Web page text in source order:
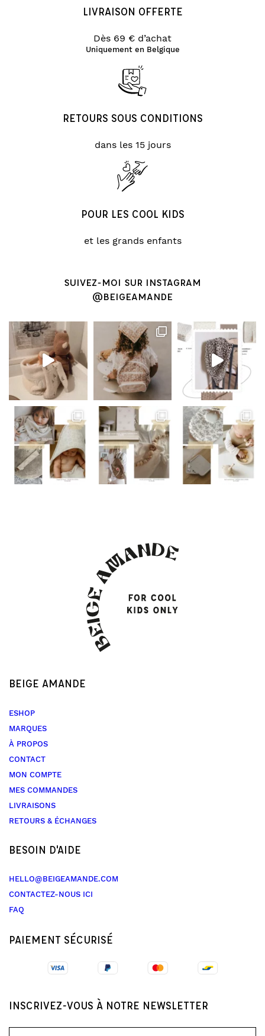
LIVRAISON OFFERTE
Dès 69 € d’achat
Uniquement en Belgique
RETOURS SOUS CONDITIONS
dans les 15 jours
POUR LES COOL KIDS
et les grands enfants
SUIVEZ-MOI SUR INSTAGRAM
@BEIGEAMANDE
BEIGE AMANDE
ESHOP
MARQUES
À PROPOS
CONTACT
MON COMPTE
MES COMMANDES
LIVRAISONS
RETOURS & ÉCHANGES
BESOIN D'AIDE
HELLO@BEIGEAMANDE.COM
CONTACTEZ-NOUS ICI
FAQ
PAIEMENT SÉCURISÉ
INSCRIVEZ-VOUS À NOTRE NEWSLETTER